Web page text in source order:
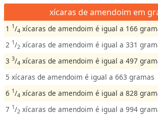
xícaras de amendoim em
1 1/4 xícaras de amendoim é igual a 166
2 1/2xícaras de amendoim é igual a 331
3 3/4 xícaras de amendoim é igual a 497
5 xícaras de amendoim é igual a 663 gramas
6 1/4 xícaras de amendoim é igual a 828
7 1/2xícaras de amendoim é igual a 994